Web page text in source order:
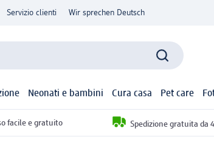
Servizio clienti Wir sprechen Deutsch
Neonati e bambini Cura casa Pet care
facile e gratuito Spedizione gratuita da